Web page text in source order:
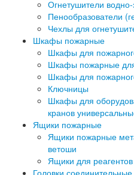
Огнетушители
Пенообразователи
Чехлы для
Шкафы пожарные
Шкафы для
Шкафы пожарные
Шкафы для
Ключницы
Шкафы для
кранов
Ящики пожарные
Ящики пожарные
ветоши
Ящики для реагентов
Головки